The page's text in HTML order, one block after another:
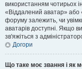
використанням чотирьох
«Віддалений аватар» або
форуму залежить, чи
аватарів доступні. Якщо
зв'яжіться з
Догори
Що таке моє звання і як